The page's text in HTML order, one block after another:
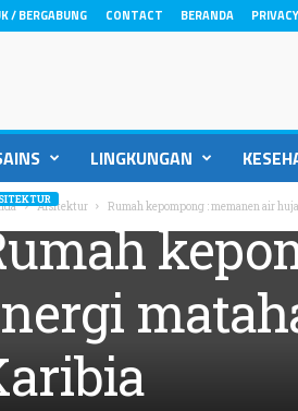
/ BERGABUNG CONTACT BERANDA
LINGKUNGAN
Arsitektur Rumah kepompong : memanen air